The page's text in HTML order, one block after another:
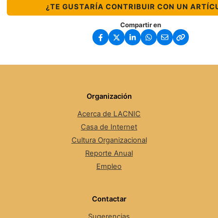
¿TE GUSTARÍA CONTRIBUIR CON UN
Compartir en
Organización
Acerca de LACNIC
Casa de Internet
Cultura Organizacional
Reporte Anual
Empleo
Contactar